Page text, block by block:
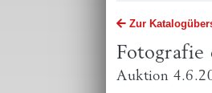
Zur
Fotografie
Auktion